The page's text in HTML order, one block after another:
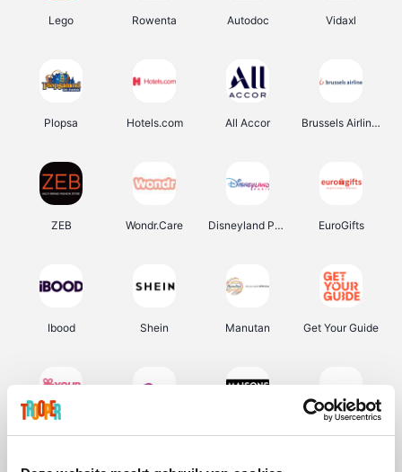
Lego Rowenta Autodoc Vidaxl
Plopsa Hotels.com All Accor Brussels Airlines
ZEB Wondr.Care Disneyland Paris EuroGifts
Ibood Shein Manutan Get Your Guide